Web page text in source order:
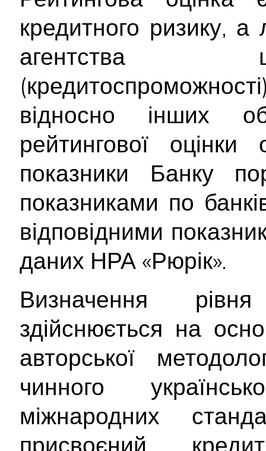
кредитного ризику,
агентства
відносно інших
рейтингової оцінки
показники Банку
показниками по
відповідними
даних НРА «Рюрік».
Визначення
здійснюється на
авторської
чинного
міжнародних
присвоєний